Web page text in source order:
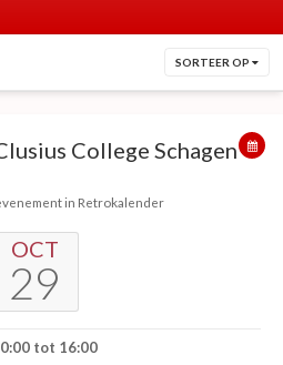
SORTEER OP
College Schagen
in Retrokalender
OCT
29
tot 16:00